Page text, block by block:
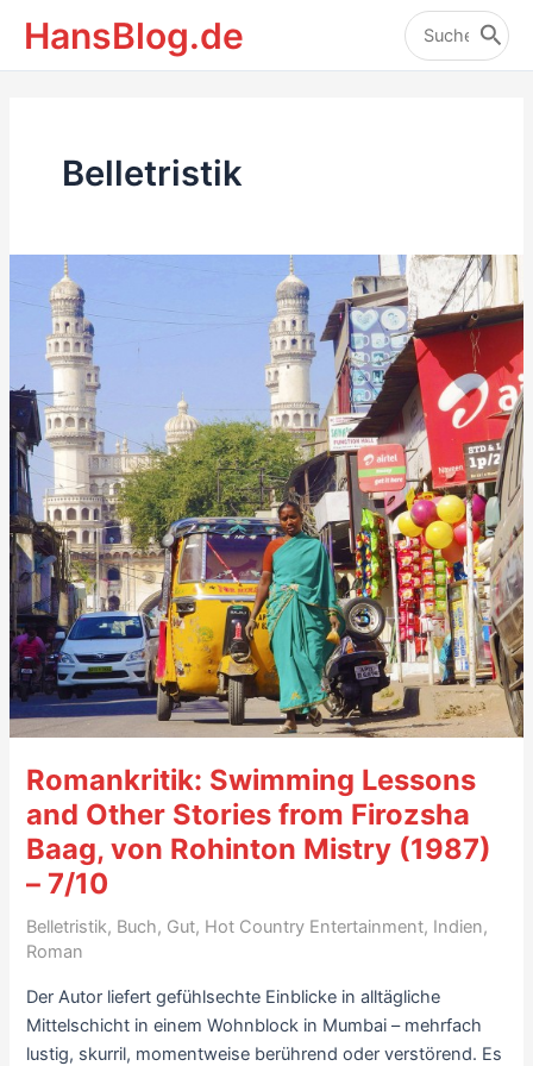
Inhalt
springen
HansBlog.de
Search
for:
Belletristik
Romankritik: Swimming Lessons
and Other Stories from Firozsha
Baag, von Rohinton Mistry (1987)
– 7/10
Belletristik, Buch, Gut, Hot Country Entertainment, Indien,
Roman
Der Autor liefert gefühlsechte Einblicke in alltägliche
Mittelschicht in einem Wohnblock in Mumbai – mehrfach
lustig, skurril, momentweise berührend oder verstörend. Es